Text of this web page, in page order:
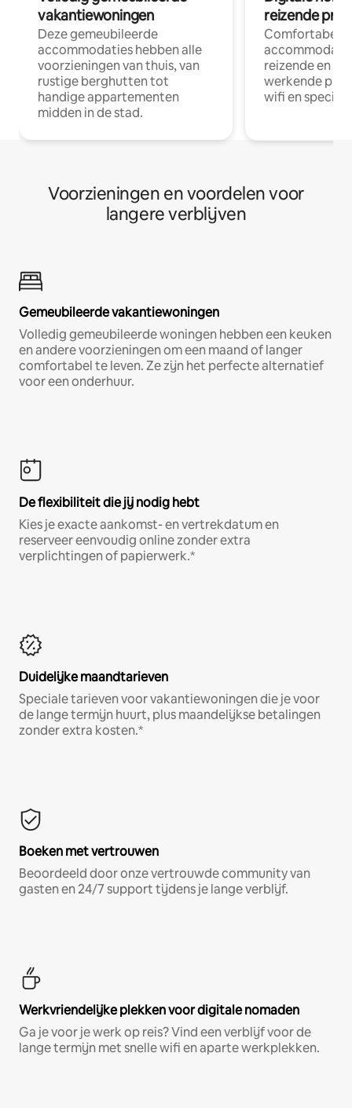
vakantiewoningen
Deze gemeubileerde
accommodaties hebben alle
voorzieningen van thuis, van
rustige berghutten tot
handige appartementen
midden in de stad.
reizende
Comfortabele
reizende en
werkende
wifi en
Voorzieningen en voordelen voor
langere verblijven
Gemeubileerde vakantiewoningen
Volledig gemeubileerde woningen hebben een keuken
en andere voorzieningen om een maand of langer
comfortabel te leven. Ze zijn het perfecte alternatief
voor een onderhuur.
De flexibiliteit die jij nodig hebt
Kies je exacte aankomst- en vertrekdatum en
reserveer eenvoudig online zonder extra
verplichtingen of papierwerk.*
Duidelijke maandtarieven
Speciale tarieven voor vakantiewoningen die je voor
de lange termijn huurt, plus maandelijkse betalingen
zonder extra kosten.*
Boeken met vertrouwen
Beoordeeld door onze vertrouwde community van
gasten en 24/7 support tijdens je lange verblijf.
Werkvriendelijke plekken voor digitale nomaden
Ga je voor je werk op reis? Vind een verblijf voor de
lange termijn met snelle wifi en aparte werkplekken.